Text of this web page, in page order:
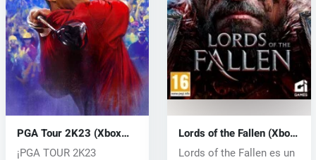
PGA Tour 2K23 (Xbox
One) key
¡PGA TOUR 2K23
Lords of the Fallen (Xbox
One) key
Lords of the Fallen es un